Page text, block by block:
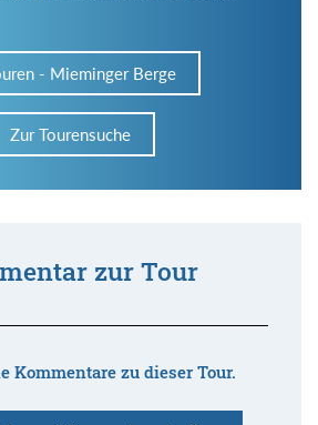
- Mieminger Berge
Zur Tourensuche
zur Tour
Kommentare zu dieser Tour.